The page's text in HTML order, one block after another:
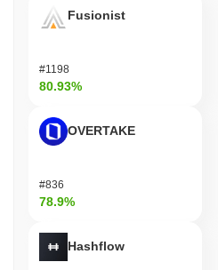
Fusionist
#1198
80.93%
OVERTAKE
#836
78.9%
Hashflow